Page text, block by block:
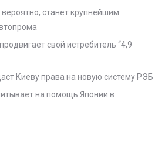
станет крупнейшим
свой истребитель “4,9
Киеву права на новую систему РЭБ
на помощь Японии в